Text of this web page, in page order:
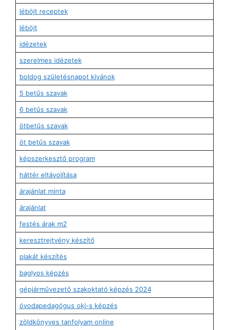
léböjt receptek
léböjt
idézetek
szerelmes idézetek
boldog születésnapot kívánok
5 betűs szavak
6 betűs szavak
ötbetűs szavak
öt betűs szavak
képszerkesztő program
háttér eltávolítása
árajánlat minta
árajánlat
festés árak m2
keresztrejtvény készítő
plakát készítés
baglyos képzés
gépjárművezető szakoktató képzés 2024
óvodapedagógus okj-s képzés
zöldkönyves tanfolyam online